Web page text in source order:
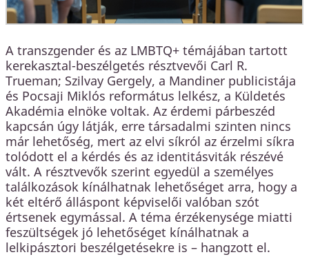
A transzgender és az LMBTQ+ témájában tartott
kerekasztal-beszélgetés résztvevői Carl R.
Trueman; Szilvay Gergely, a Mandiner publicistája
és Pocsaji Miklós református lelkész, a Küldetés
Akadémia elnöke voltak. Az érdemi párbeszéd
kapcsán úgy látják, erre társadalmi szinten nincs
már lehetőség, mert az elvi síkról az érzelmi síkra
tolódott el a kérdés és az identitásviták részévé
vált. A résztvevők szerint egyedül a személyes
találkozások kínálhatnak lehetőséget arra, hogy a
két eltérő álláspont képviselői valóban szót
értsenek egymással. A téma érzékenysége miatti
feszültségek jó lehetőséget kínálhatnak a
lelkipásztori beszélgetésekre is – hangzott el.